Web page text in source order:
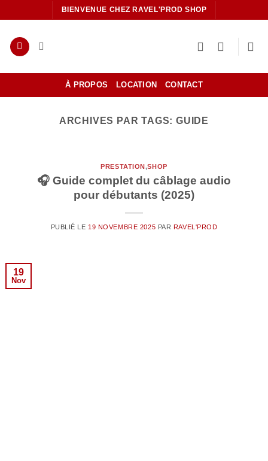
au
contenu
BIENVENUE CHEZ RAVEL'PROD SHOP
À PROPOS LOCATION CONTACT
ARCHIVES PAR TAGS:GUIDE
PRESTATION,SHOP
🎧 Guide complet du câblage audio
pour débutants (2025)
PUBLIÉ LE 19 NOVEMBRE 2025 PAR RAVEL'PROD
19
Nov